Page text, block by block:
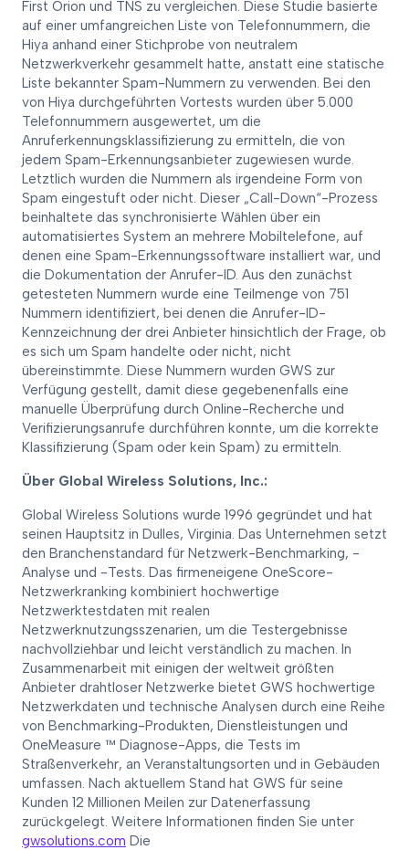
First Orion und TNS zu vergleichen. Diese Studie basierte
auf einer umfangreichen Liste von Telefonnummern, die
Hiya anhand einer Stichprobe von neutralem
Netzwerkverkehr gesammelt hatte, anstatt eine statische
Liste bekannter Spam-Nummern zu verwenden. Bei den
von Hiya durchgeführten Vortests wurden über 5.000
Telefonnummern ausgewertet, um die
Anruferkennungsklassifizierung zu ermitteln, die von
jedem Spam-Erkennungsanbieter zugewiesen wurde.
Letztlich wurden die Nummern als irgendeine Form von
Spam eingestuft oder nicht. Dieser „Call-Down“-Prozess
beinhaltete das synchronisierte Wählen über ein
automatisiertes System an mehrere Mobiltelefone, auf
denen eine Spam-Erkennungssoftware installiert war, und
die Dokumentation der Anrufer-ID. Aus den zunächst
getesteten Nummern wurde eine Teilmenge von 751
Nummern identifiziert, bei denen die Anrufer-ID-
Kennzeichnung der drei Anbieter hinsichtlich der Frage, ob
es sich um Spam handelte oder nicht, nicht
übereinstimmte. Diese Nummern wurden GWS zur
Verfügung gestellt, damit diese gegebenenfalls eine
manuelle Überprüfung durch Online-Recherche und
Verifizierungsanrufe durchführen konnte, um die korrekte
Klassifizierung (Spam oder kein Spam) zu ermitteln.
Über Global Wireless Solutions, Inc.:
Global Wireless Solutions wurde 1996 gegründet und hat
seinen Hauptsitz in Dulles, Virginia. Das Unternehmen setzt
den Branchenstandard für Netzwerk-Benchmarking, -
Analyse und -Tests. Das firmeneigene OneScore-
Netzwerkranking kombiniert hochwertige
Netzwerktestdaten mit realen
Netzwerknutzungsszenarien, um die Testergebnisse
nachvollziehbar und leicht verständlich zu machen. In
Zusammenarbeit mit einigen der weltweit größten
Anbieter drahtloser Netzwerke bietet GWS hochwertige
Netzwerkdaten und technische Analysen durch eine Reihe
von Benchmarking-Produkten, Dienstleistungen und
OneMeasure ™ Diagnose-Apps, die Tests im
Straßenverkehr, an Veranstaltungsorten und in Gebäuden
umfassen. Nach aktuellem Stand hat GWS für seine
Kunden 12 Millionen Meilen zur Datenerfassung
zurückgelegt. Weitere Informationen finden Sie unter
gwsolutions.com Die